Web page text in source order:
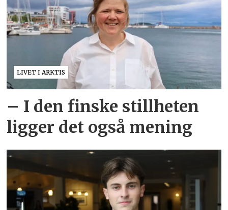
LIVET I ARKTIS
– I den finske stillheten
ligger det også mening